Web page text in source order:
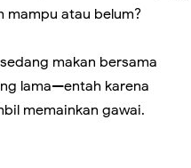
atau belum?
makan bersama
lama—entah karena
memainkan gawai.